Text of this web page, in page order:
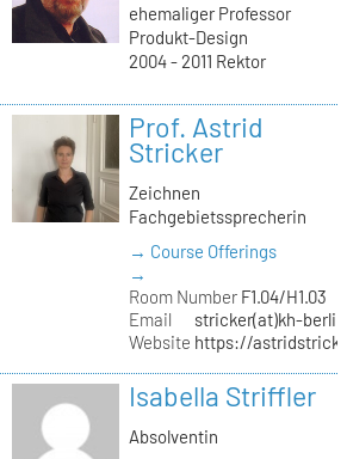
ehemaliger Professor
Produkt-Design
2004 - 2011 Rektor
Prof. Astrid
Stricker
Zeichnen
Fachgebietssprecherin
→ Course Offerings
→
Room NumberF1.04/H1.03
Email
stricker(at)kh-
Website https://
Isabella Striffler
Absolventin